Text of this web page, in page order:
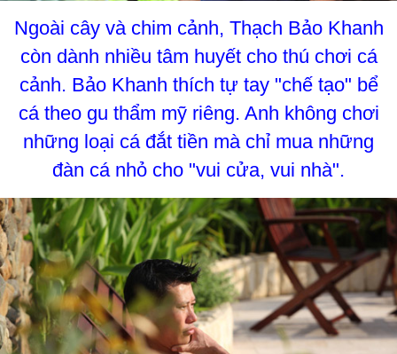
Ngoài cây và chim cảnh, Thạch Bảo Khanh
còn dành nhiều tâm huyết cho thú chơi cá
cảnh. Bảo Khanh thích tự tay "chế tạo" bể
cá theo gu thẩm mỹ riêng. Anh không chơi
những loại cá đắt tiền mà chỉ mua những
đàn cá nhỏ cho "vui cửa, vui nhà".